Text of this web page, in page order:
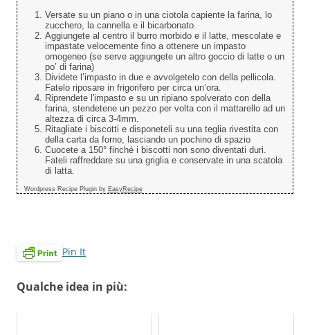
Versate su un piano o in una ciotola capiente la farina, lo
zucchero, la cannella e il bicarbonato.
Aggiungete al centro il burro morbido e il latte, mescolate e
impastate velocemente fino a ottenere un impasto
omogeneo (se serve aggiungete un altro goccio di latte o un
po’ di farina)
Dividete l’impasto in due e avvolgetelo con della pellicola.
Fatelo riposare in frigorifero per circa un’ora.
Riprendete l'impasto e su un ripiano spolverato con della
farina, stendetene un pezzo per volta con il mattarello ad un
altezza di circa 3-4mm.
Ritagliate i biscotti e disponeteli su una teglia rivestita con
della carta da forno, lasciando un pochino di spazio
Cuocete a 150° finché i biscotti non sono diventati duri.
Fateli raffreddare su una griglia e conservate in una scatola
di latta.
Wordpress Recipe Plugin by EasyRecipe
Pin It
Qualche idea in più: